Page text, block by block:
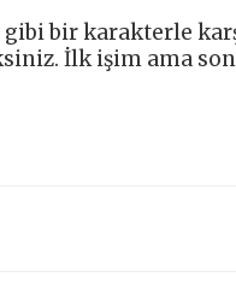
bir karakterle
İlk işim ama